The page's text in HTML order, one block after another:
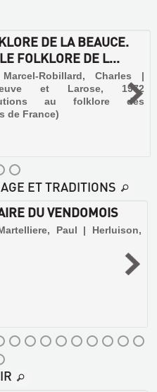
DE LA BEAUCE.
FOLKLORE DE L...
Robillard, Charles |
et Larose, 1972
au folklore des
de France)
ET TRADITIONS
DU VENDOMOIS
Paul | Herluison,